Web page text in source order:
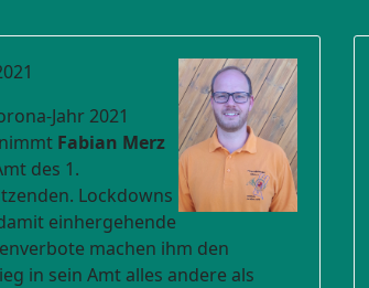
Jahr 2021
Fabian Merz
des 1.
Lockdowns
einhergehende
machen ihm den
in sein Amt alles andere als